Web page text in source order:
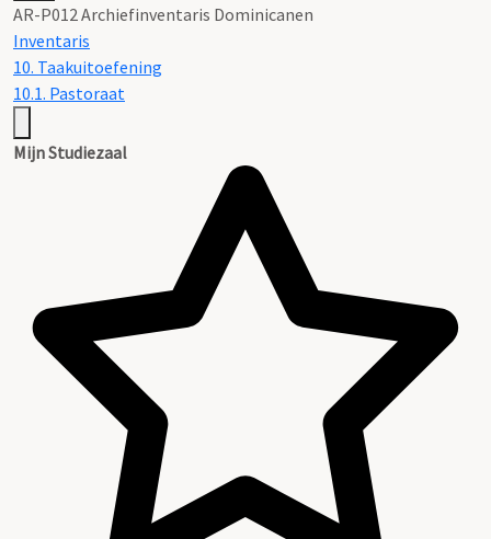
AR-P012 Archiefinventaris Dominicanen
Inventaris
10. Taakuitoefening
10.1. Pastoraat
Mijn Studiezaal